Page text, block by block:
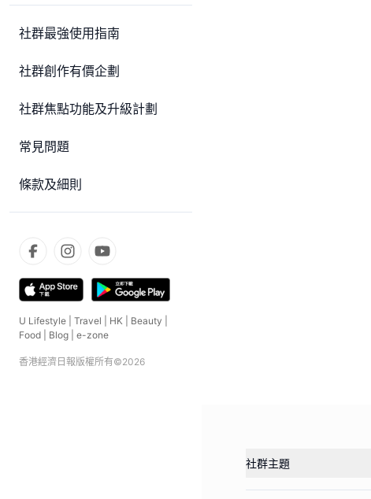
社群最強使用指南
社群創作有價企劃
社群焦點功能及升級計劃
常見問題
條款及細則
U Lifestyle Travel HK Beauty
Food
Blog e-zone
香港經濟日報版權所有©2026
社群主題